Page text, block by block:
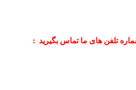
تلفن های ما تماس بگیرید :